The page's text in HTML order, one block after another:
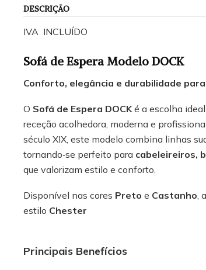
DESCRIÇÃO
IVA INCLUÍDO
Sofá de Espera Modelo DOCK
Conforto, elegância e durabilidade
O Sofá de Espera DOCK é a escolha
receção acolhedora, moderna e
século XIX, este modelo combina linhas
tornando‑se perfeito para cabeleireiros,
que valorizam estilo e conforto.
Disponível nas cores Preto e Castanho ,
estilo Chester
Principais Benefícios